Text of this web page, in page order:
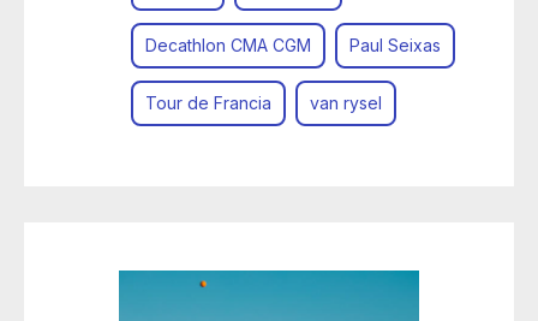
Decathlon CMA CGM Paul Seixas
Tour de Francia van rysel